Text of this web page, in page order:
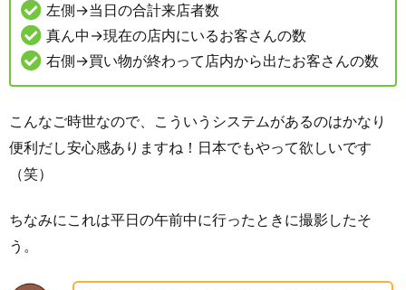
左側→当日の合計来店者数
真ん中→現在の店内にいるお客さんの数
右側→買い物が終わって店内から出たお客さんの数
こんなご時世なので、こういうシステムがあるのはかなり
便利だし安心感ありますね！日本でもやって欲しいです
（笑）
ちなみにこれは平日の午前中に行ったときに撮影したそ
う。